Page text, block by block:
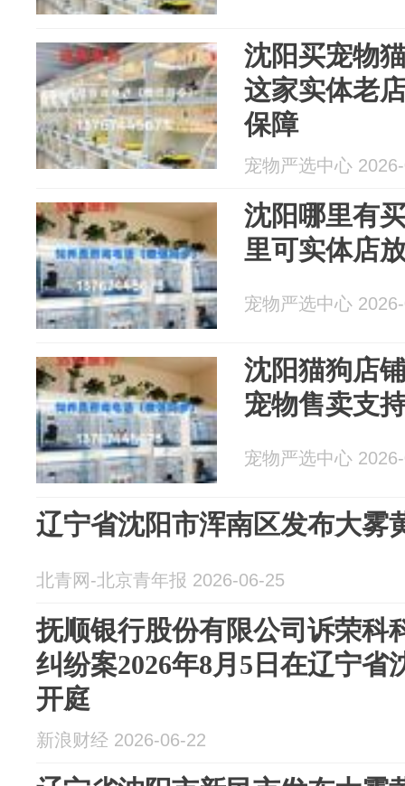
沈阳买宠物
这家实体老
保障
宠物严选中心
沈阳哪里有
里可实体店
宠物严选中心
沈阳猫狗店
宠物售卖支
宠物严选中心
辽宁省沈阳市浑南区发布大雾
北青网-北京青年报 2026-06-25
抚顺银行股份有限公司诉荣科
纠纷案2026年8月5日在辽宁省
开庭
新浪财经 2026-06-22